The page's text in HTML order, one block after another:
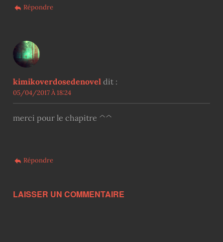
Répondre
kimikoverdosedenovel dit :
05/04/2017 À 18:24
merci pour le chapitre ^^
Répondre
LAISSER UN COMMENTAIRE